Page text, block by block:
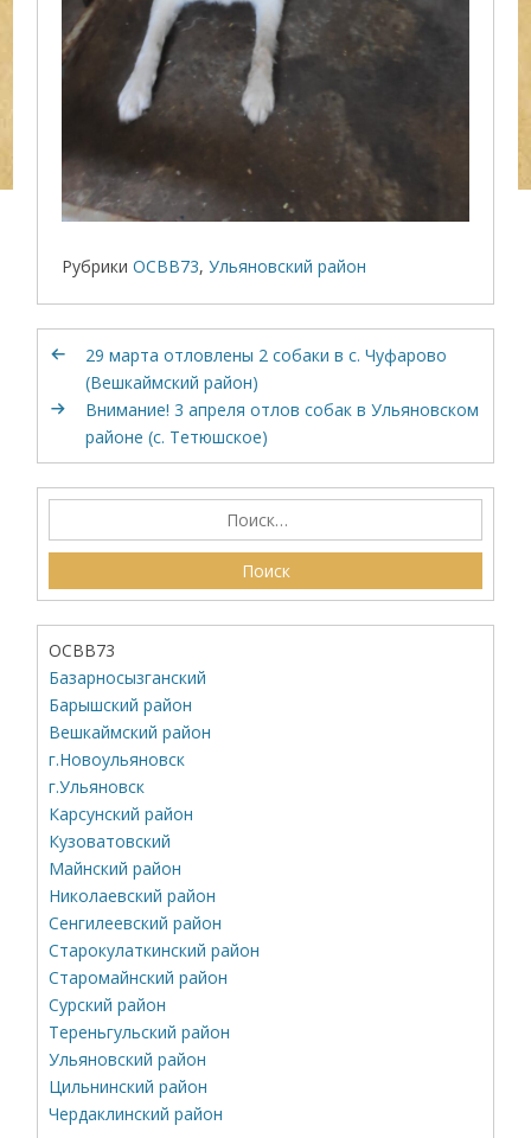
Рубрики ОСВВ73,Ульяновский район
29 марта отловлены 2 собаки в с. Чуфарово
(Вешкаймский район)
Внимание! 3 апреля отлов собак в Ульяновском
районе (с. Тетюшское)
ОСВВ73
Базарносызганский
Барышский район
Вешкаймский район
г.Новоульяновск
г.Ульяновск
Карсунский район
Кузоватовский
Майнский район
Николаевский район
Сенгилеевский район
Старокулаткинский район
Старомайнский район
Сурский район
Тереньгульский район
Ульяновский район
Цильнинский район
Чердаклинский район